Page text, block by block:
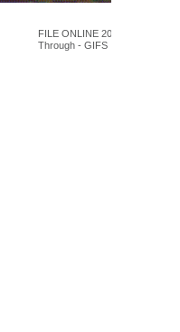
FILE ONLINE 2018 - Brandon
Through - GIFS